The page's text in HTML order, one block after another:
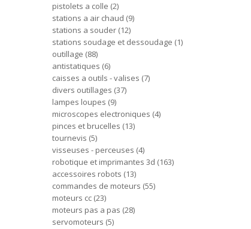
pistolets a colle 2
stations a air chaud 9
stations a souder 12
stations soudage et dessoudage 1
outillage 88
antistatiques 6
caisses a outils - valises 7
divers outillages 37
lampes loupes 9
microscopes electroniques 4
pinces et brucelles 13
tournevis 5
visseuses - perceuses 4
robotique et imprimantes 3d 163
accessoires robots 13
commandes de moteurs 55
moteurs cc 23
moteurs pas a pas 28
servomoteurs 5